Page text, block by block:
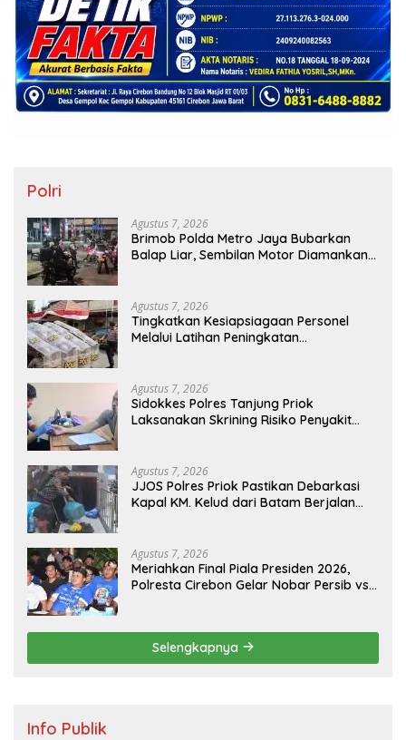
Polri
Agustus 7, 2026
Brimob Polda Metro Jaya Bubarkan
Balap Liar, Sembilan Motor Diamankan
Agustus 7, 2026
Tingkatkan Kesiapsiagaan Personel
Melalui Latihan Peningkatan
Agustus 7, 2026
Sidokkes Polres Tanjung Priok
Laksanakan Skrining Risiko Penyakit
Agustus 7, 2026
JJOS Polres Priok Pastikan Debarkasi
Kapal KM. Kelud dari Batam Berjalan
Agustus 7, 2026
Meriahkan Final Piala Presiden 2026,
Polresta Cirebon Gelar Nobar Persib vs
Selengkapnya
Info Publik